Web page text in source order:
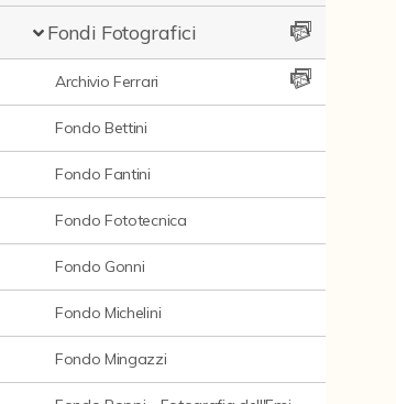
Fondi Fotografici
Archivio Ferrari
Fondo Bettini
Fondo Fantini
Fondo Fototecnica
Fondo Gonni
Fondo Michelini
Fondo Mingazzi